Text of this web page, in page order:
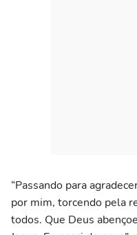
“Passando para
por mim, torcendo pela
todos. Que Deus